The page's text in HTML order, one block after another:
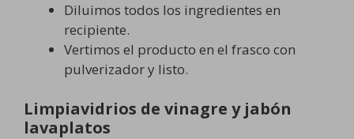
Diluimos todos los ingredientes en
recipiente.
Vertimos el producto en el frasco con
pulverizador y listo.
Limpiavidrios de vinagre y jabón
lavaplatos